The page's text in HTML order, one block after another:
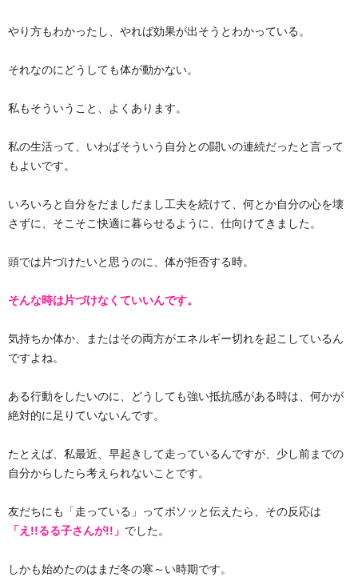
やり方もわかったし、やれば効果が出そうとわかっている。
それなのにどうしても体が動かない。
私もそういうこと、よくあります。
私の生活って、いわばそういう自分との闘いの連続だったと言って
もよいです。
いろいろと自分をだましだまし工夫を続けて、何とか自分の心を壊
さずに、そこそこ快適に暮らせるように、仕向けてきました。
頭では片づけたいと思うのに、体が拒否する時。
そんな時は片づけなくていいんです。
気持ちか体か、またはその両方がエネルギー切れを起こしているん
ですよね。
ある行動をしたいのに、どうしても強い抵抗感がある時は、何かが
絶対的に足りていないんです。
たとえば、私最近、早起きして走っているんですが、少し前までの
自分からしたら考えられないことです。
友だちにも「走っている」ってボソッと伝えたら、その反応は
「え!!るる子さんが!!」 でした。
しかも始めたのはまだ冬の寒～い時期です。